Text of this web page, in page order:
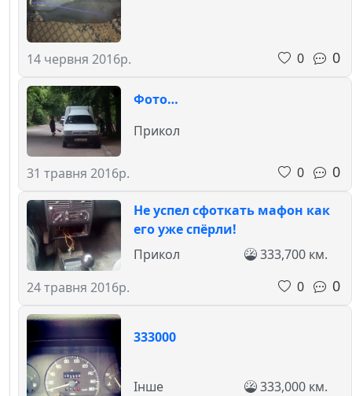
14 червня 2016р. 0 0
Фото…
31 травня 2016р.
Прикол
0 0
Не успел сфоткать мафон как
его уже спёрли!
24 травня 2016р.
Прикол
333,700 км.
0
0
333000
Інше 333,000 км.